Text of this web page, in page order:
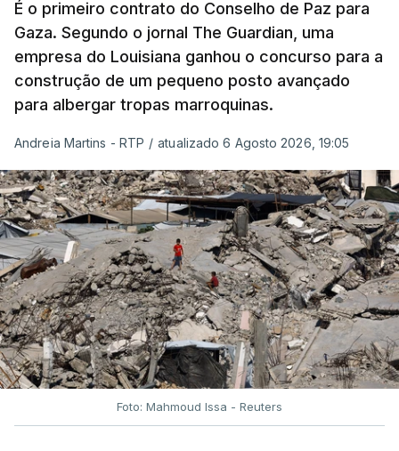
É o primeiro contrato do Conselho de Paz para
Gaza. Segundo o jornal The Guardian, uma
empresa do Louisiana ganhou o concurso para a
construção de um pequeno posto avançado
para albergar tropas marroquinas.
Andreia Martins - RTP / atualizado 6 Agosto 2026, 19:05
Foto: Mahmoud Issa - Reuters